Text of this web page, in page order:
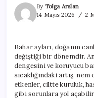
By Tolga Arslan
14 Mayıs 2026
2
Bahar ayları, doğanın
değiştiği bir dönemdir.
dengesini ve koruyucu
sıcaklığındaki artış,
etkenler, ciltte kuruluk,
gibi sorunlara yol